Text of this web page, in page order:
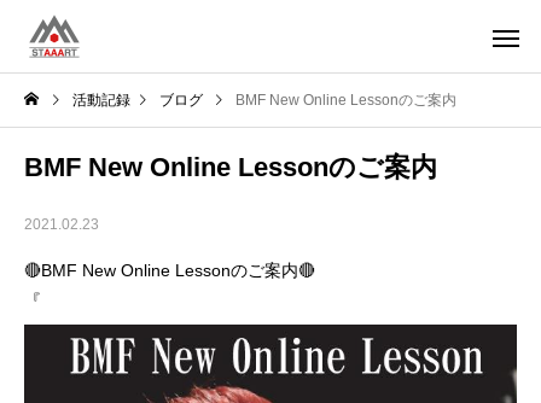
活動記録 ブログ BMF New Online Lessonのご案内
BMF New Online Lessonのご案内
2021.02.23
🔴BMF New Online Lessonのご案内🔴
『